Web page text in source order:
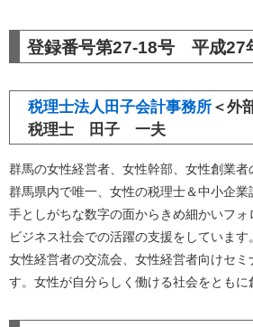
登録番号第27-18号 平成27
税理士法人田子会計事務所 ＜外
税理士 田子 一夫
群馬の女性経営者、女性幹部、女性創業者
群馬県内で唯一、女性の税理士＆中小企
手としがちな数字の面からきめ細かいフ
ビジネス社会での活躍の支援をしています。
女性経営者の交流会、女性経営者向けセミ
す。女性が自分らしく働ける社会をともに